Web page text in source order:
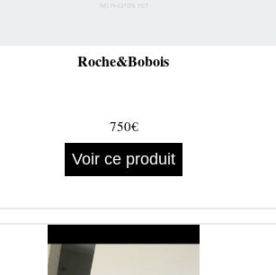
Roche&Bobois
750€
Voir ce produit